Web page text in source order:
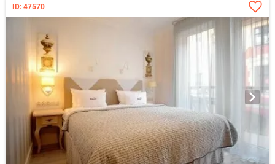
ID: 47570